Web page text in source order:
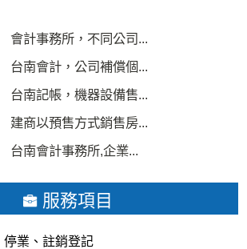
會計事務所，不同公司...
台南會計，公司補償個...
台南記帳，機器設備售...
建商以預售方式銷售房...
台南會計事務所,企業...
服務項目
停業、註銷登記